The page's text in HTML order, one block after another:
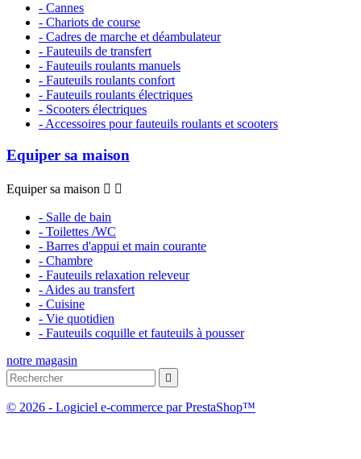
- Cannes
- Chariots de course
- Cadres de marche et déambulateur
- Fauteuils de transfert
- Fauteuils roulants manuels
- Fauteuils roulants confort
- Fauteuils roulants électriques
- Scooters électriques
- Accessoires pour fauteuils roulants et scooters
Equiper sa maison
Equiper sa maison  
- Salle de bain
- Toilettes /WC
- Barres d'appui et main courante
- Chambre
- Fauteuils relaxation releveur
- Aides au transfert
- Cuisine
- Vie quotidien
- Fauteuils coquille et fauteuils à pousser
notre magasin

© 2026 - Logiciel e-commerce par PrestaShop™